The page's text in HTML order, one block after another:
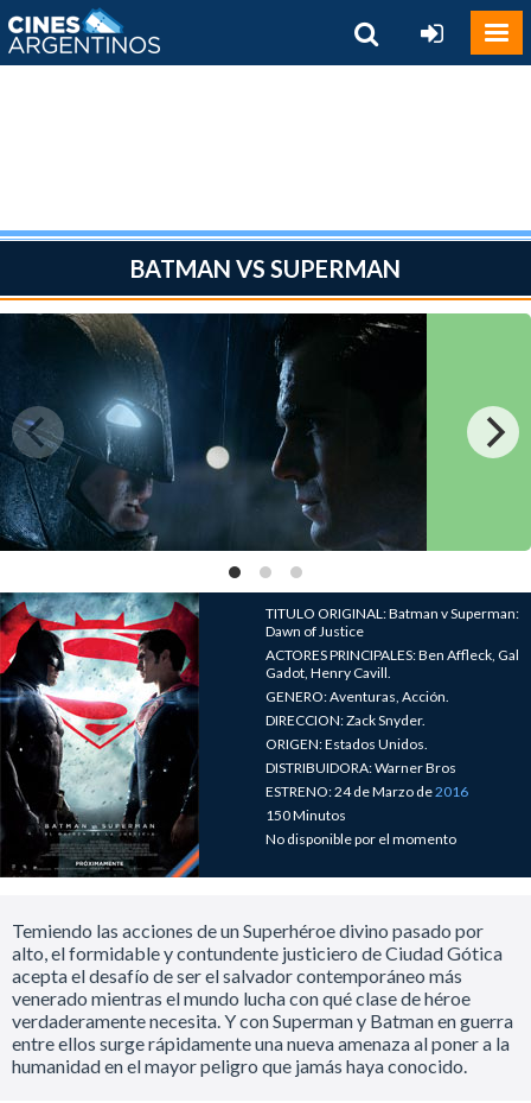
BATMAN VS SUPERMAN
TITULO ORIGINAL: Batman v Superman:
Dawn of Justice
ACTORES PRINCIPALES: Ben Affleck, Gal
Gadot, Henry Cavill.
GENERO: Aventuras, Acción.
DIRECCION: Zack Snyder.
ORIGEN: Estados Unidos.
DISTRIBUIDORA: Warner Bros
ESTRENO: 24 de Marzo de2016
150 Minutos
No disponible por el momento
Temiendo las acciones de un Superhéroe divino pasado por
alto, el formidable y contundente justiciero de Ciudad Gótica
acepta el desafío de ser el salvador contemporáneo más
venerado mientras el mundo lucha con qué clase de héroe
verdaderamente necesita. Y con Superman y Batman en guerra
entre ellos surge rápidamente una nueva amenaza al poner a la
humanidad en el mayor peligro que jamás haya conocido.